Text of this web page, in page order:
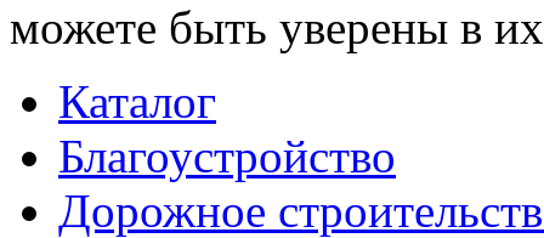
можете быть уверены в их
Каталог
Благоустройство
Дорожное